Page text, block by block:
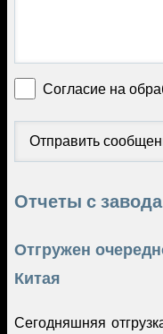
Согласие на
Отчеты с завода
Отгружен
Китая
Сегодняшняя